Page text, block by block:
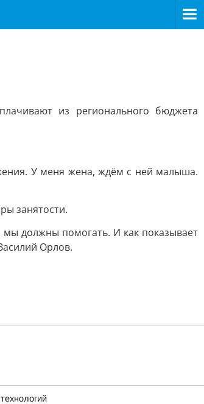
из регионального бюджета
У меня жена, ждём с ней малыша.
занятости.
мы должны помогать. И как показывает
Орлов.